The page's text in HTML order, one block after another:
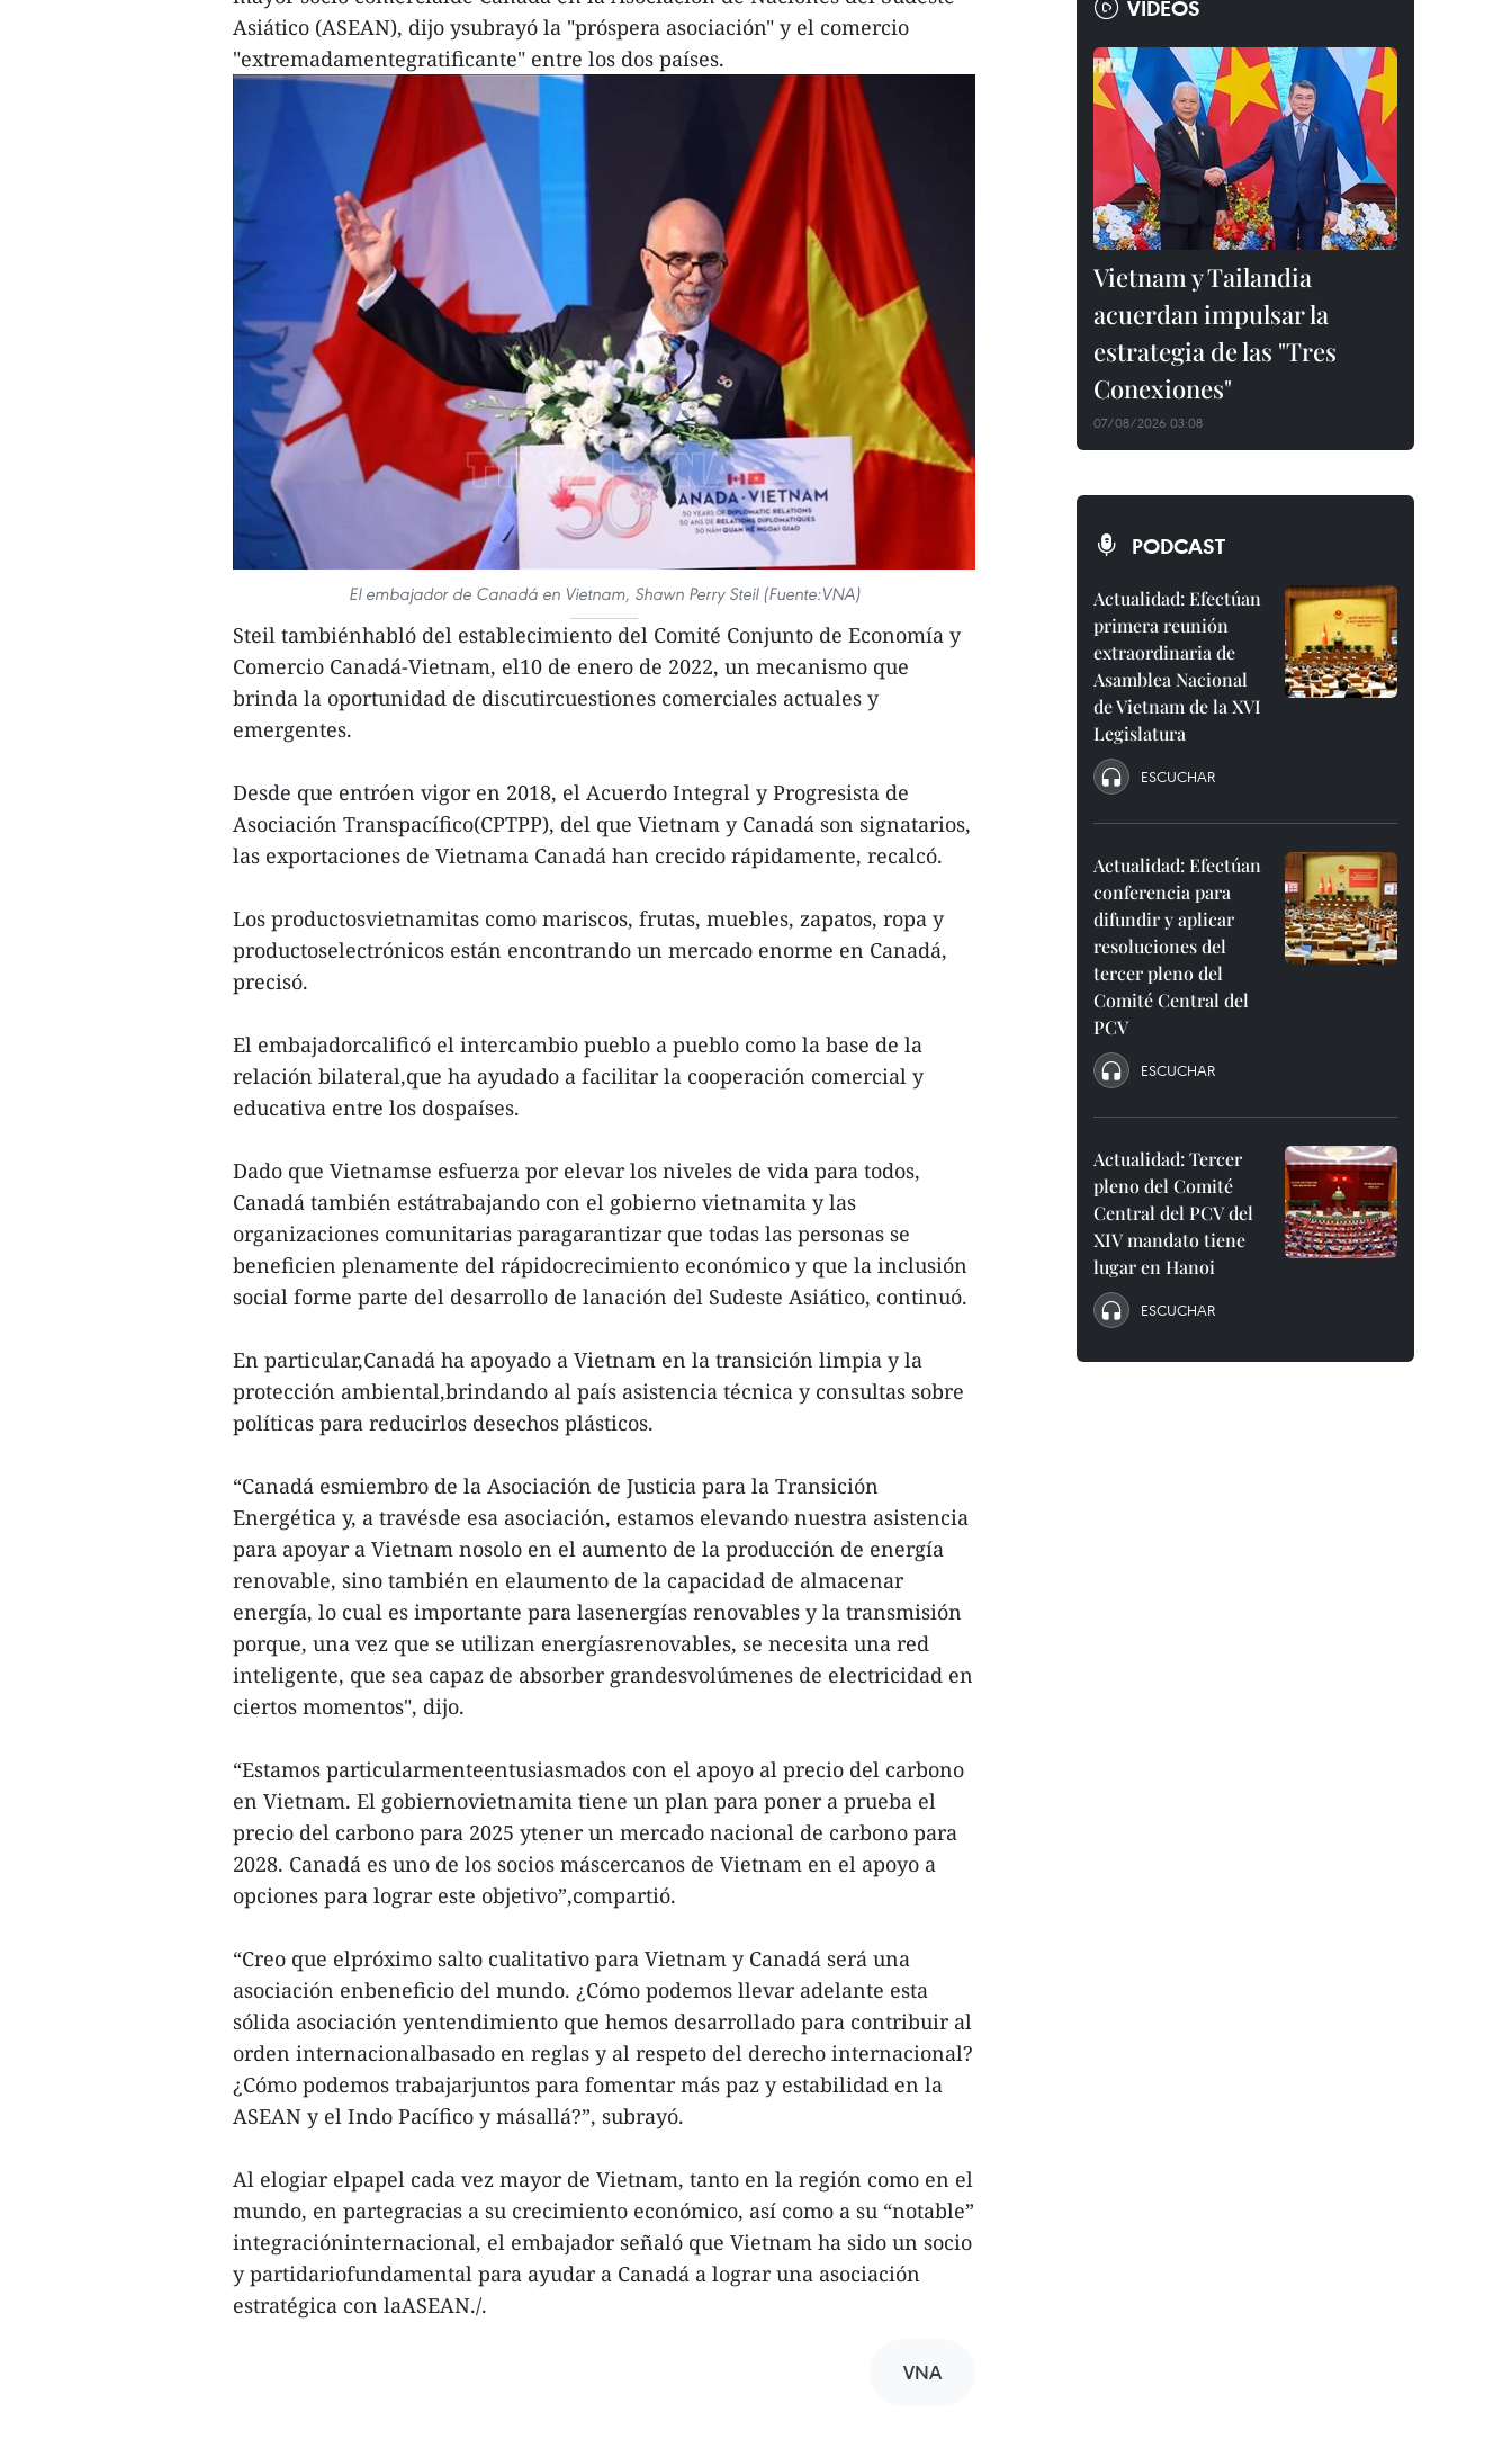
Asiático (ASEAN), dijo ysubrayó la "próspera asociación" y el comercio
"extremadamentegratificante" entre los dos países.
El embajador de Canadá en Vietnam, Shawn Perry Steil (Fuente:VNA)
Steil tambiénhabló del establecimiento del Comité Conjunto de Economía y
Comercio Canadá-Vietnam, el10 de enero de 2022, un mecanismo que
brinda la oportunidad de discutircuestiones comerciales actuales y
emergentes.
Desde que entróen vigor en 2018, el Acuerdo Integral y Progresista de
Asociación Transpacífico(CPTPP), del que Vietnam y Canadá son signatarios,
las exportaciones de Vietnama Canadá han crecido rápidamente, recalcó.
Los productosvietnamitas como mariscos, frutas, muebles, zapatos, ropa y
productoselectrónicos están encontrando un mercado enorme en Canadá,
precisó.
El embajadorcalificó el intercambio pueblo a pueblo como la base de la
relación bilateral,que ha ayudado a facilitar la cooperación comercial y
educativa entre los dospaíses.
Dado que Vietnamse esfuerza por elevar los niveles de vida para todos,
Canadá también estátrabajando con el gobierno vietnamita y las
organizaciones comunitarias paragarantizar que todas las personas se
beneficien plenamente del rápidocrecimiento económico y que la inclusión
social forme parte del desarrollo de lanación del Sudeste Asiático, continuó.
En particular,Canadá ha apoyado a Vietnam en la transición limpia y la
protección ambiental,brindando al país asistencia técnica y consultas sobre
políticas para reducirlos desechos plásticos.
“Canadá esmiembro de la Asociación de Justicia para la Transición
Energética y, a travésde esa asociación, estamos elevando nuestra asistencia
para apoyar a Vietnam nosolo en el aumento de la producción de energía
renovable, sino también en elaumento de la capacidad de almacenar
energía, lo cual es importante para lasenergías renovables y la transmisión
porque, una vez que se utilizan energíasrenovables, se necesita una red
inteligente, que sea capaz de absorber grandesvolúmenes de electricidad en
ciertos momentos", dijo.
“Estamos particularmenteentusiasmados con el apoyo al precio del carbono
en Vietnam. El gobiernovietnamita tiene un plan para poner a prueba el
precio del carbono para 2025 ytener un mercado nacional de carbono para
2028. Canadá es uno de los socios máscercanos de Vietnam en el apoyo a
opciones para lograr este objetivo”,compartió.
“Creo que elpróximo salto cualitativo para Vietnam y Canadá será una
asociación enbeneficio del mundo. ¿Cómo podemos llevar adelante esta
sólida asociación yentendimiento que hemos desarrollado para contribuir al
orden internacionalbasado en reglas y al respeto del derecho internacional?
¿Cómo podemos trabajarjuntos para fomentar más paz y estabilidad en la
ASEAN y el Indo Pacífico y másallá?”, subrayó.
Al elogiar elpapel cada vez mayor de Vietnam, tanto en la región como en el
mundo, en partegracias a su crecimiento económico, así como a su “notable”
integracióninternacional, el embajador señaló que Vietnam ha sido un socio
y partidariofundamental para ayudar a Canadá a lograr una asociación
estratégica con laASEAN./.
VNA
VIDEOS
Vietnam y Tailandia
acuerdan impulsar la
estrategia de las "Tres
Conexiones"
07/08/2026 03:08
PODCAST
Actualidad: Efectúan
primera reunión
extraordinaria de
Asamblea Nacional
de Vietnam de la XVI
Legislatura
ESCUCHAR
Actualidad: Efectúan
conferencia para
difundir y aplicar
resoluciones del
tercer pleno del
Comité Central del
PCV
ESCUCHAR
Actualidad: Tercer
pleno del Comité
Central del PCV del
XIV mandato tiene
lugar en Hanoi
ESCUCHAR